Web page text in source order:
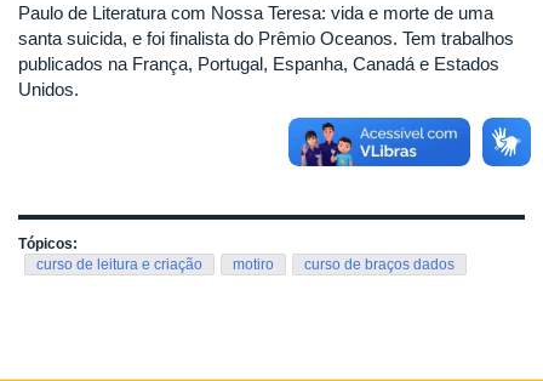
Paulo de Literatura com Nossa Teresa: vida e morte de uma
santa suicida, e foi finalista do Prêmio Oceanos. Tem trabalhos
publicados na França, Portugal, Espanha, Canadá e Estados
Unidos.
Tópicos:
curso de leitura e criação
motiro curso de braços dados